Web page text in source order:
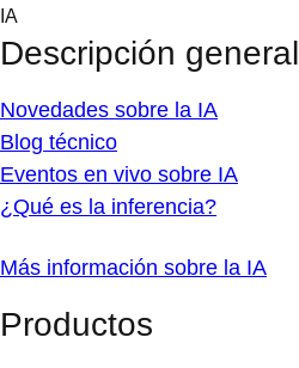
Skip
content
IA
Descripción general
Novedades sobre la IA
Blog técnico
Eventos en vivo sobre IA
¿Qué es la inferencia?
Más información sobre la IA
Productos